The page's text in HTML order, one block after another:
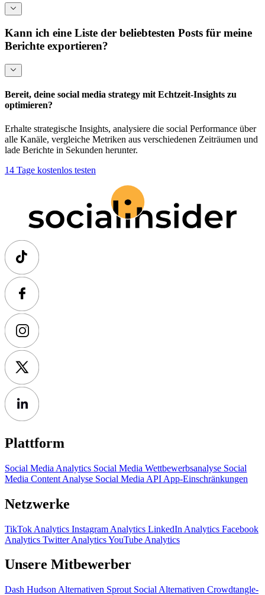
Kann ich eine Liste der beliebtesten Posts für meine
Berichte exportieren?
Bereit, deine social media strategy mit Echtzeit-Insights zu
optimieren?
Erhalte strategische Insights, analysiere die social Performance über
alle Kanäle, vergleiche Metriken aus verschiedenen Zeiträumen und
lade Berichte in Sekunden herunter.
14 Tage kostenlos testen
Plattform
Social Media Analytics Social Media Wettbewerbsanalyse Social
Media Content Analyse Social Media API App-Einschränkungen
Netzwerke
TikTok Analytics Instagram Analytics LinkedIn Analytics Facebook
Analytics Twitter AnalyticsYouTube Analytics
Unsere Mitbewerber
Dash Hudson Alternativen Sprout Social Alternativen Crowdtangle-